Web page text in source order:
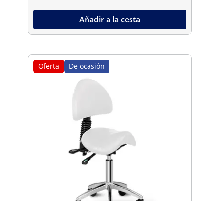
Añadir a la cesta
Oferta De ocasión